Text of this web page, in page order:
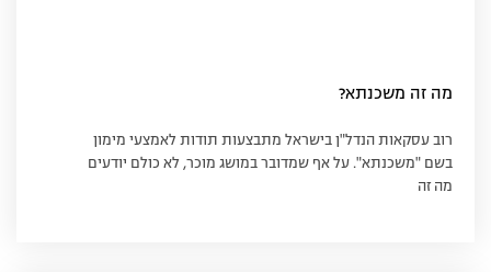
מה זה משכנתא?
רוב עסקאות הנדל"ן בישראל מתבצעות תודות לאמצעי מימון
בשם "משכנתא". על אף שמדובר במושג מוכר, לא כולם יודעים
מה זה